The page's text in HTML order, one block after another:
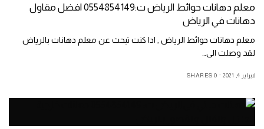
معلم دهانات حوائط الرياض ت:0554854149 افضل مقاول
دهانات في الرياض
معلم دهانات حوائط الرياض , ادا كنت تبحث عن معلم دهانات بالرياض
لقد وصلت الى…
فبراير 4, 2021 0 SHARES